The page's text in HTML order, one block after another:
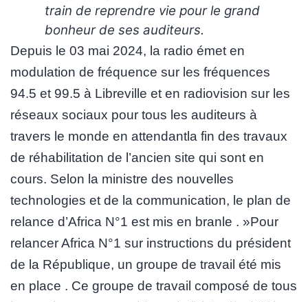
train de reprendre vie pour le grand
bonheur de ses auditeurs.
Depuis le 03 mai 2024, la radio émet en
modulation de fréquence sur les fréquences
94.5 et 99.5 à Libreville et en radiovision sur les
réseaux sociaux pour tous les auditeurs à
travers le monde en attendantla fin des travaux
de réhabilitation de l’ancien site qui sont en
cours. Selon la ministre des nouvelles
technologies et de la communication, le plan de
relance d’Africa N°1 est mis en branle . »Pour
relancer Africa N°1 sur instructions du président
de la République, un groupe de travail été mis
en place . Ce groupe de travail composé de tous